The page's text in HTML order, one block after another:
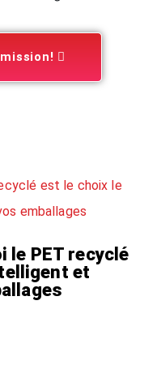
est le choix le
emballages
le PET recyclé
et